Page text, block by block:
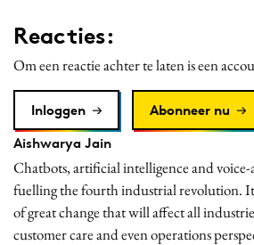
Reputatie & crisis
Reacties:
Om een reactie achter te laten is een
Inloggen
Abonneer nu
Aishwarya Jain
Chatbots, artificial intelligence and voice-
fuelling the fourth industrial revolution.
of great change that will affect all
customer care and even operations